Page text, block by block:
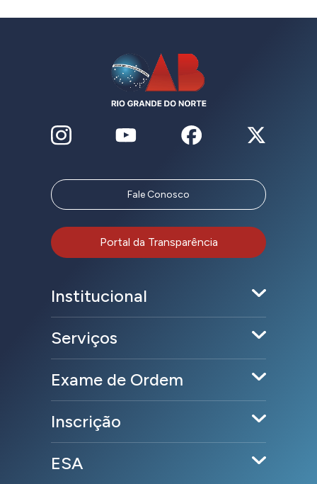
Fale Conosco
Portal da Transparência
Institucional
Serviços
Exame de Ordem
Inscrição
ESA